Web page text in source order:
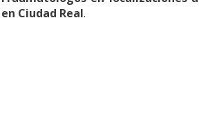
Ciudad Real.